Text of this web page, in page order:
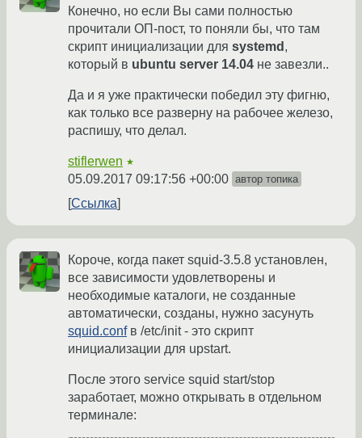
Конечно, но если Вы сами полностью
прочитали ОП-пост, то поняли бы, что там
скрипт инициализации для systemd ,
который в ubuntu server 14.04 не завезли..
Да и я уже практически победил эту фигню,
как только все разверну на рабочее железо,
распишу, что делал.
stiflerwen ★
05.09.2017 09:17:56 +00:00 автор топика
Ссылка
Короче, когда пакет squid-3.5.8 установлен,
все зависимости удовлетворены и
необходимые каталоги, не созданные
автоматически, созданы, нужно засунуть
squid.confв /etc/init - это скрипт
инициализации для upstart.
После этого service squid start/stop
заработает, можно открывать в отдельном
терминале: